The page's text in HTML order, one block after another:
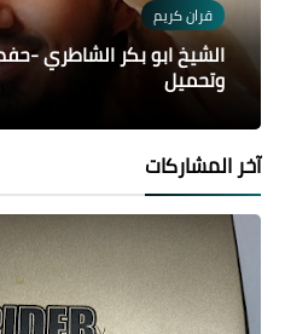
قران كريم
الشيخ ابو بكر الشاطري -
وتحميل
آخر المشاركات